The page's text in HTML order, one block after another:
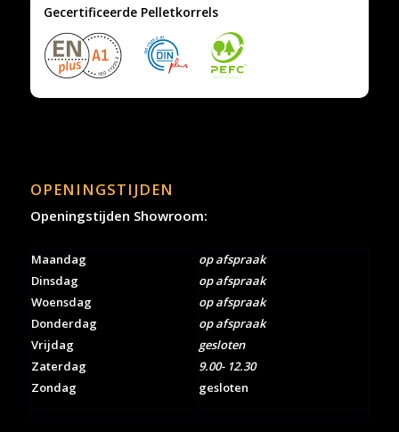
Gecertificeerde Pelletkorrels
OPENINGSTIJDEN
Openingstijden Showroom:
Maandag
Dinsdag
Woensdag
Donderdag
Vrijdag
Zaterdag
Zondag
op afspraak
op afspraak
op afspraak
op afspraak
gesloten
9.00- 12.30
gesloten